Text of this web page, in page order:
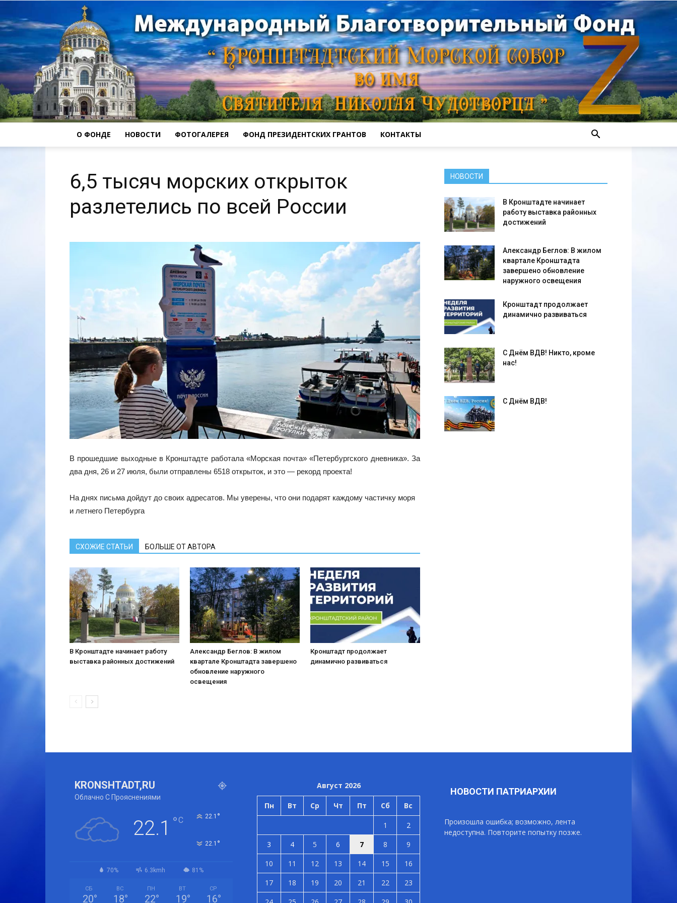
О ФОНДЕ НОВОСТИ ФОТОГАЛЕРЕЯ ФОНД ПРЕЗИДЕНТСКИХ ГРАНТОВ КОНТАКТЫ
6,5 тысяч морских открыток
разлетелись по всей России
В прошедшие выходные в Кронштадте работала «Морская почта» «Петербургского дневника». За
два дня, 26 и 27 июля, были отправлены 6518 открыток, и это — рекорд проекта!
На днях письма дойдут до своих адресатов. Мы уверены, что они подарят каждому частичку моря
и летнего Петербурга
СХОЖИЕ СТАТЬИ БОЛЬШЕ ОТ АВТОРА
В Кронштадте начинает работу
выставка районных достижений
Александр Беглов: В жилом
квартале Кронштадта завершено
обновление наружного
освещения
Кронштадт продолжает
динамично развиваться
НОВОСТИ
В Кронштадте начинает
работу выставка районных
достижений
Александр Беглов: В жилом
квартале Кронштадта
завершено обновление
наружного освещения
Кронштадт продолжает
динамично развиваться
С Днём ВДВ! Никто, кроме
нас!
С Днём ВДВ!
KRONSHTADT,RU
Облачно С Прояснениями
22.1 °C 22.1 °
22.1 °
70% 6.3kmh 81%
СБ
20°
ВС
18°
ПН
22°
ВТ
19°
СР
16°
Август 2026
Пн Вт Ср Чт Пт Сб Вс
1
2
3
4 5 6 7 8
9
10
11 12 13 14 15
16
17
18 19 20 21 22
23
НОВОСТИ ПАТРИАРХИИ
Произошла ошибка; возможно, лента
недоступна. Повторите попытку позже.